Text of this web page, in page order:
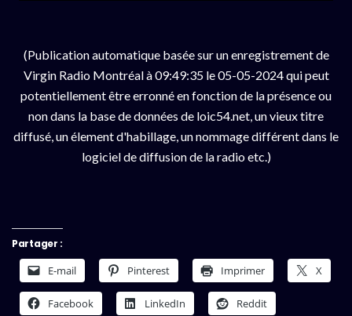
(Publication automatique basée sur un enregistrement de
Virgin Radio Montréal à 09:49:35 le 05-05-2024 qui peut
potentiellement être erronné en fonction de la présence ou
non dans la base de données de loic54.net, un vieux titre
diffusé, un élement d'habillage, un nommage différent dans le
logiciel de diffusion de la radio etc.)
Partager :
E-mail Pinterest Imprimer X
Facebook LinkedIn Reddit